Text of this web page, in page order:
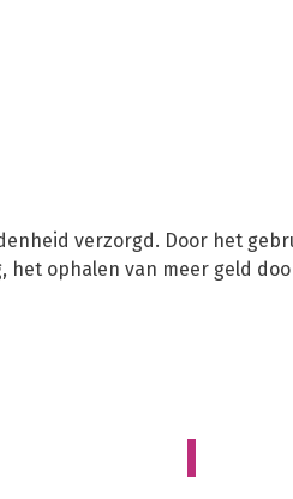
verzorgd. Door het
ophalen van meer geld